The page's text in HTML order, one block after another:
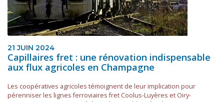
21 JUIN 2024
Capillaires fret : une rénovation indispensable
aux flux agricoles en Champagne
Les coopératives agricoles témoignent de leur implication pour
pérenniser les lignes ferroviaires fret Coolus-Luyères et Oiry-